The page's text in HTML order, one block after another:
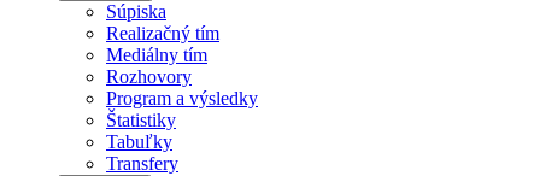
Súpiska
Realizačný tím
Mediálny tím
Rozhovory
Program a výsledky
Štatistiky
Tabuľky
Transfery